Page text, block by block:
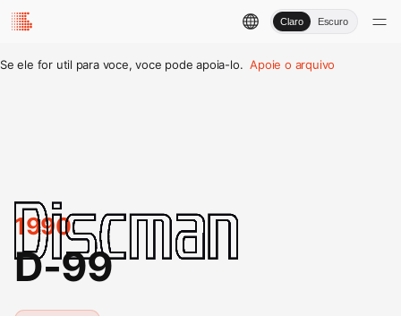
Claro Escuro
Se ele for util para voce, voce pode apoia-lo. Apoie o arquivo
1990
D-99